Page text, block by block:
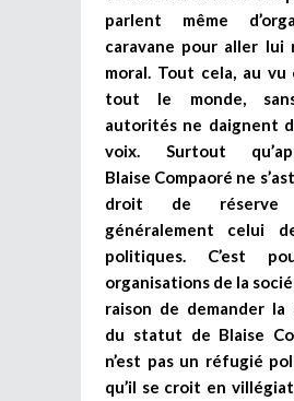
parlent même
caravane pour aller lui
moral. Tout cela, au
tout le monde,
autorités ne daignent
voix. Surtout
Blaise Compaoré ne
droit de
généralement celui
politiques. C’est
organisations de la
raison de demander la
du statut de Blaise
n’est pas un réfugié
qu’il se croit en